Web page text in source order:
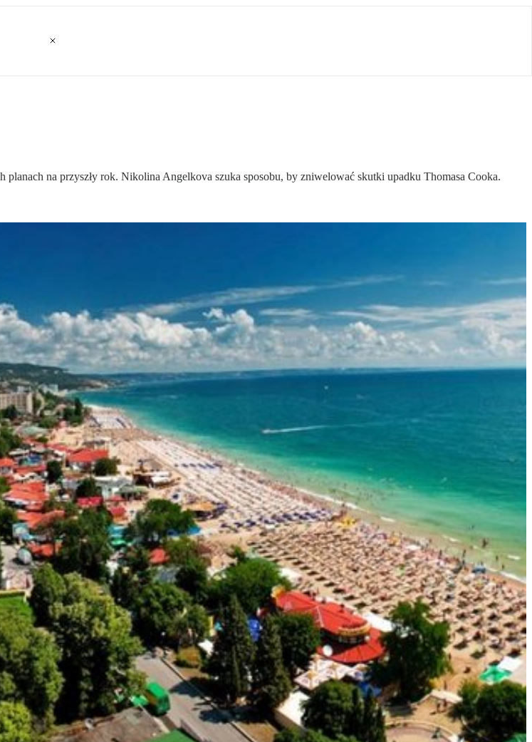
na przyszły rok. Nikolina Angelkova szuka sposobu, by zniwelować skutki upadku Thomasa Cooka.